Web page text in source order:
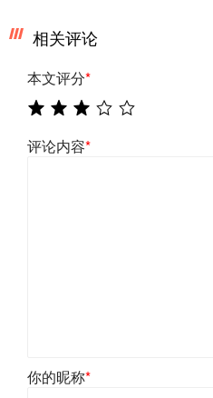
相关评论
本文评分*
评论内容*
你的昵称*